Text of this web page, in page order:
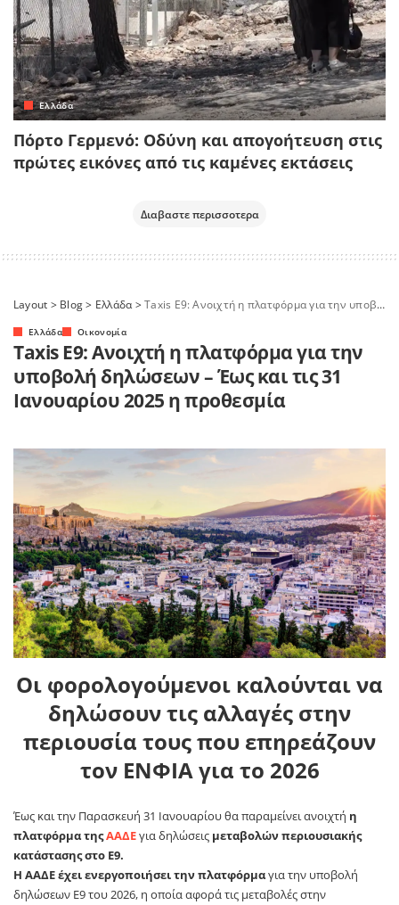
Ελλάδα
Πόρτο Γερμενό: Οδύνη και απογοήτευση στις
πρώτες εικόνες από τις καμένες εκτάσεις
Διαβαστε περισσοτερα
Layout > Blog> Ελλάδα>Taxis E9: Ανοιχτή η πλατφόρμα για την υποβολή δηλώσεων – Έως και τις 31 Ιανουαρίου 2025 η προθεσμία
Ελλάδα Οικονομία
Taxis E9: Ανοιχτή η πλατφόρμα για την
υποβολή δηλώσεων – Έως και τις 31
Ιανουαρίου 2025 η προθεσμία
Οι φορολογούμενοι καλούνται να
δηλώσουν τις αλλαγές στην
περιουσία τους που επηρεάζουν
τον ΕΝΦΙΑ για το 2026
Έως και την Παρασκευή 31 Ιανουαρίου θα παραμείνει ανοιχτή η
πλατφόρμα τηςΑΑΔΕγια δηλώσεις μεταβολών περιουσιακής
κατάστασης στο Ε9.
Η ΑΑΔΕ έχει ενεργοποιήσει την πλατφόρμαγια την υποβολή
δηλώσεων Ε9 του 2026, η οποία αφορά τις μεταβολές στην